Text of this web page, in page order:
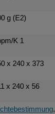
g (E2)
K 1
x 240 x 373
x 240 x 56
,